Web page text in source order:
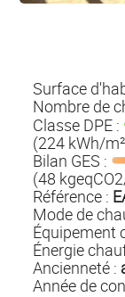
Surface
Nombre de
Classe DPE :
(224 kWh/
Bilan GES :
(48
Référence :
Mode de
Équipement
Énergie
Ancienneté :
Année de